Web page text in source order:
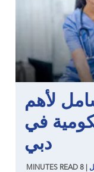
لأهم
في
دبي
8
MINUTES READ